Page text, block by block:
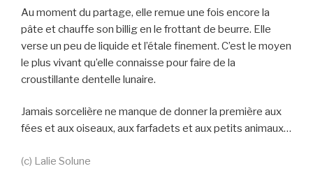
Au moment du partage, elle remue une fois encore la
pâte et chauffe son billig en le frottant de beurre. Elle
verse un peu de liquide et l’étale finement. C’est le moyen
le plus vivant qu’elle connaisse pour faire de la
croustillante dentelle lunaire.
Jamais sorcelière ne manque de donner la première aux
fées et aux oiseaux, aux farfadets et aux petits animaux…
(c) Lalie Solune